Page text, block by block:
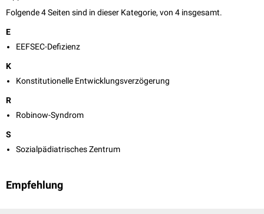
Folgende 4 Seiten sind in dieser Kategorie, von 4 insgesamt.
E
EEFSEC-Defizienz
K
Konstitutionelle Entwicklungsverzögerung
R
Robinow-Syndrom
S
Sozialpädiatrisches Zentrum
Empfehlung